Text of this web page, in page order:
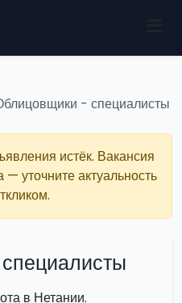
- специалисты
истёк. Вакансия
уточните актуальность
в Нетании.